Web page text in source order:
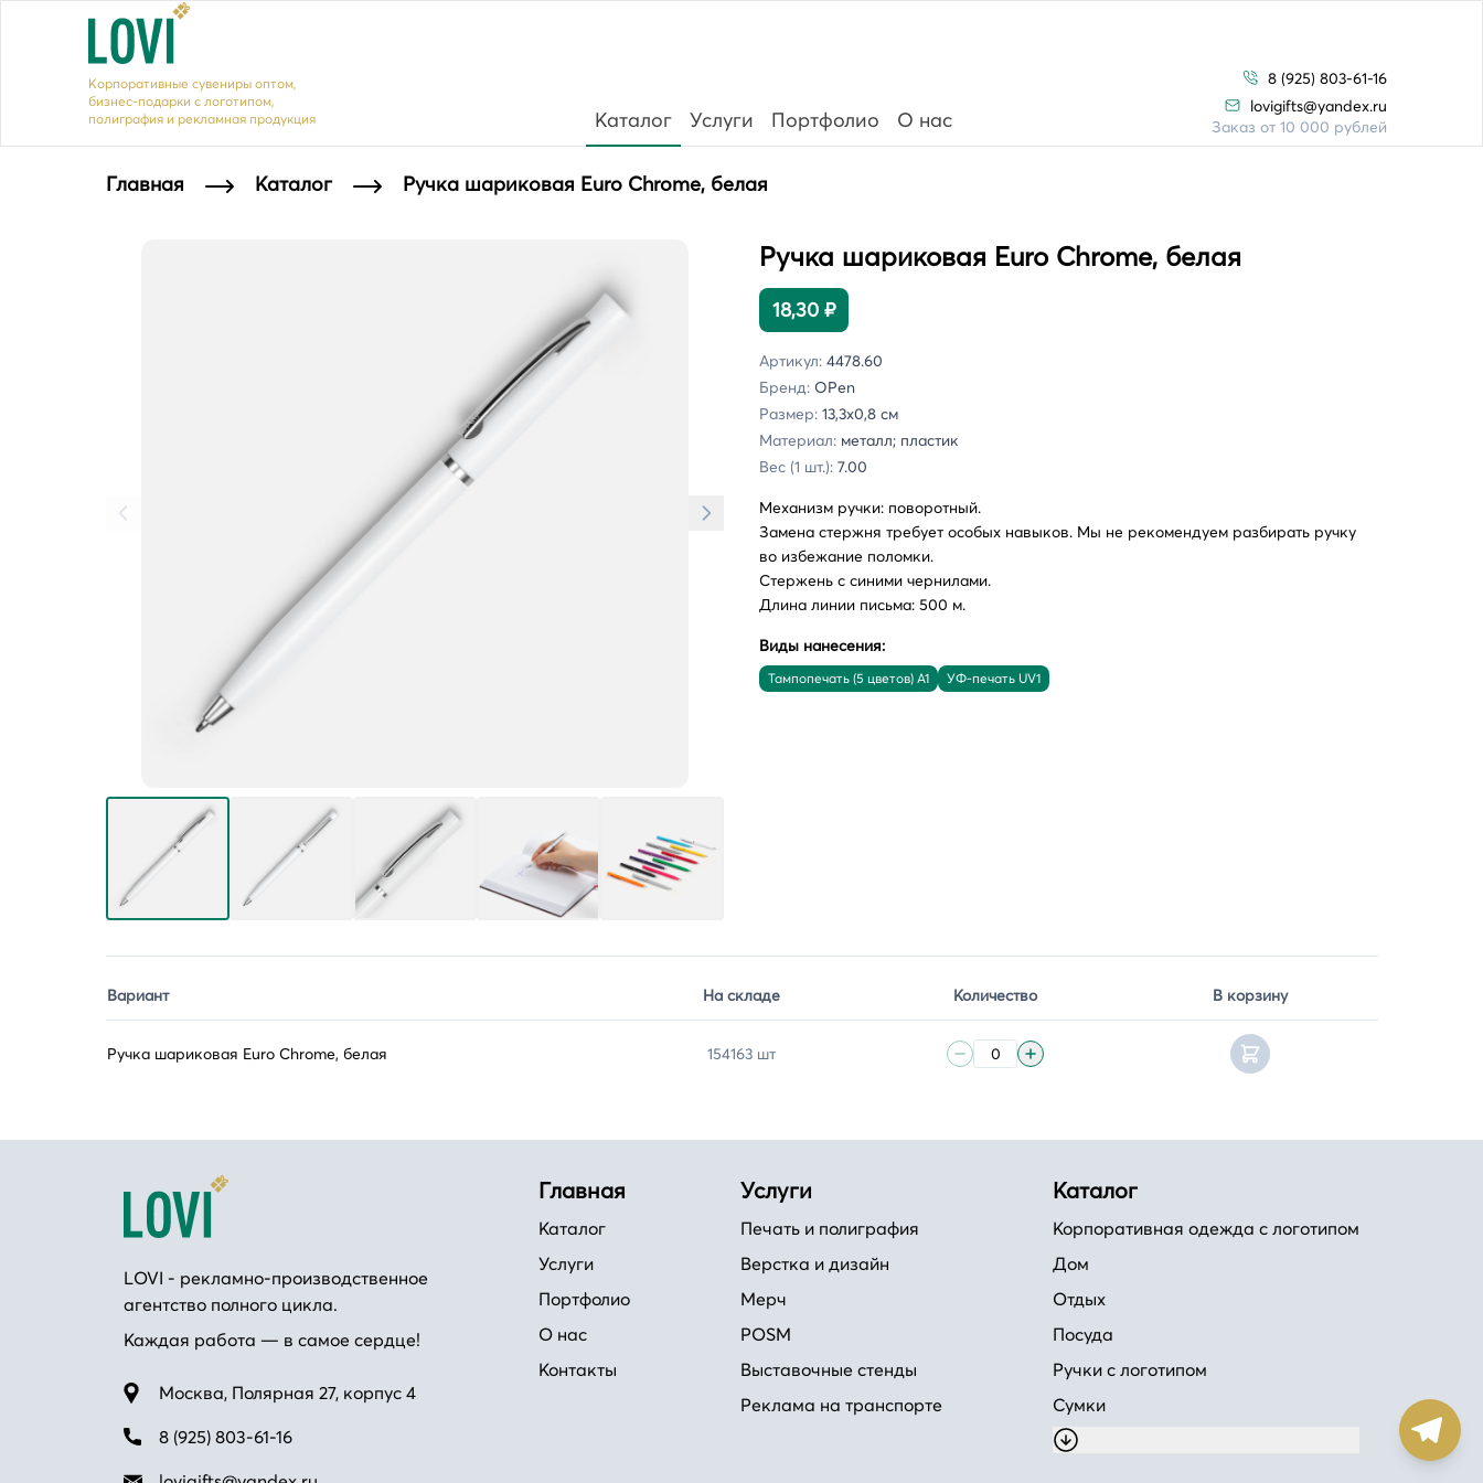
Корпоративные сувениры оптом,
бизнес-подарки с логотипом,
полиграфия и рекламная продукция
Каталог Услуги Портфолио О нас
8 (925) 803-61-16
lovigifts@yandex.ru
Заказ от 10 000 рублей
Главная Каталог Ручка шариковая Euro Chrome, белая
Ручка шариковая Euro Chrome, белая
18,30 ₽
Артикул: 4478.60
Бренд: OPen
Размер: 13,3x0,8 см
Материал: металл; пластик
Вес (1 шт.): 7.00
Механизм ручки: поворотный.
Замена стержня требует особых навыков. Мы не рекомендуем разбирать ручку
во избежание поломки.
Стержень с синими чернилами.
Длина линии письма: 500 м.
Виды нанесения:
Тампопечать (5 цветов) A1 УФ-печать UV1
Вариант На складе Количество В корзину
Ручка шариковая Euro Chrome, белая 154163 шт
LOVI - рекламно-производственное
агентство полного цикла.
Каждая работа — в самое сердце!
Москва, Полярная 27, корпус 4
8 (925) 803-61-16
Главная
Каталог
Услуги
Портфолио
О нас
Контакты
Услуги
Печать и полиграфия
Верстка и дизайн
Мерч
POSM
Выставочные стенды
Реклама на транспорте
Каталог
Корпоративная одежда с логотипом
Дом
Отдых
Посуда
Ручки с логотипом
Сумки